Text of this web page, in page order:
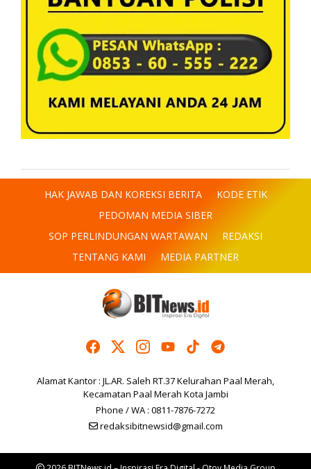
HAK JAWAB DAN KOREKSI BERITA
KODE ETIK
PEDOMAN MEDIA SIBER
SOP PERLINDUNGAN WARTAWAN
REDAKSI
TENTANG KAMI
MEDIA PARTNER
Alamat Kantor : JL.AR. Saleh RT.37 Kelurahan Paal Merah,
Kecamatan Paal Merah Kota Jambi
Phone / WA : 0811-7876-7272
redaksibitnewsid@gmail.com